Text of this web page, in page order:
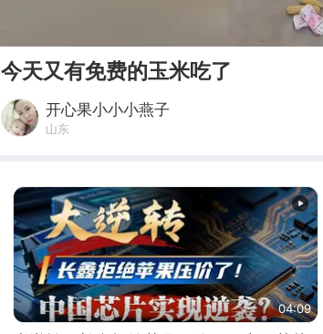
今天又有免费的玉米吃了
开心果小小小燕子
山东
04:09